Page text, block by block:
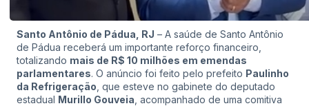
Santo Antônio de Pádua, RJ – A saúde de Santo Antônio
de Pádua receberá um importante reforço financeiro,
totalizando mais de R$ 10 milhões em emendas
parlamentares. O anúncio foi feito pelo prefeito Paulinho
da Refrigeração , que esteve no gabinete do deputado
estadual Murillo Gouveia , acompanhado de uma comitiva